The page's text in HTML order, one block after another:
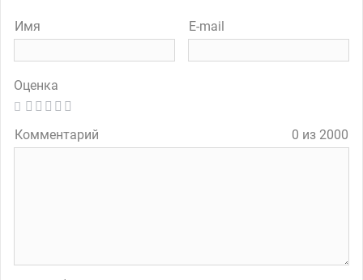
Имя E-mail
Оценка
Комментарий 0 из 2000